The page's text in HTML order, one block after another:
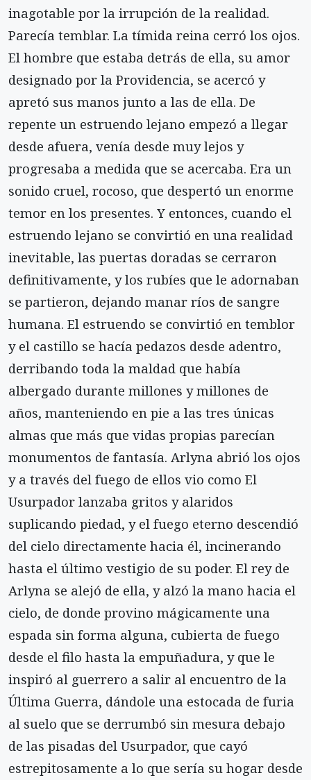
inagotable por la irrupción de la realidad.
Parecía temblar. La tímida reina cerró los ojos.
El hombre que estaba detrás de ella, su amor
designado por la Providencia, se acercó y
apretó sus manos junto a las de ella. De
repente un estruendo lejano empezó a llegar
desde afuera, venía desde muy lejos y
progresaba a medida que se acercaba. Era un
sonido cruel, rocoso, que despertó un enorme
temor en los presentes. Y entonces, cuando el
estruendo lejano se convirtió en una realidad
inevitable, las puertas doradas se cerraron
definitivamente, y los rubíes que le adornaban
se partieron, dejando manar ríos de sangre
humana. El estruendo se convirtió en temblor
y el castillo se hacía pedazos desde adentro,
derribando toda la maldad que había
albergado durante millones y millones de
años, manteniendo en pie a las tres únicas
almas que más que vidas propias parecían
monumentos de fantasía. Arlyna abrió los ojos
y a través del fuego de ellos vio como El
Usurpador lanzaba gritos y alaridos
suplicando piedad, y el fuego eterno descendió
del cielo directamente hacia él, incinerando
hasta el último vestigio de su poder. El rey de
Arlyna se alejó de ella, y alzó la mano hacia el
cielo, de donde provino mágicamente una
espada sin forma alguna, cubierta de fuego
desde el filo hasta la empuñadura, y que le
inspiró al guerrero a salir al encuentro de la
Última Guerra, dándole una estocada de furia
al suelo que se derrumbó sin mesura debajo
de las pisadas del Usurpador, que cayó
estrepitosamente a lo que sería su hogar desde